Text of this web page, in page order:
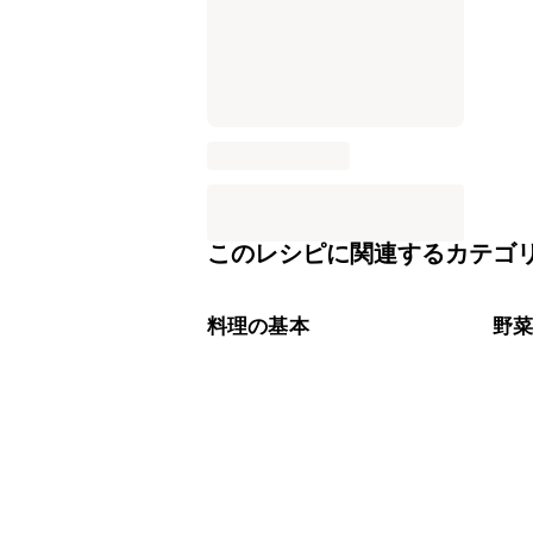
このレシピに関連するカテゴ
料理の基本 野